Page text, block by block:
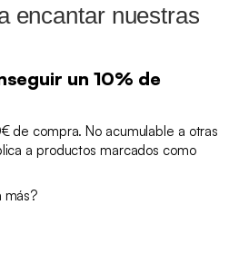
encantar nuestras
un 10% de
de compra. No acumulable a otras
a productos marcados como
más?